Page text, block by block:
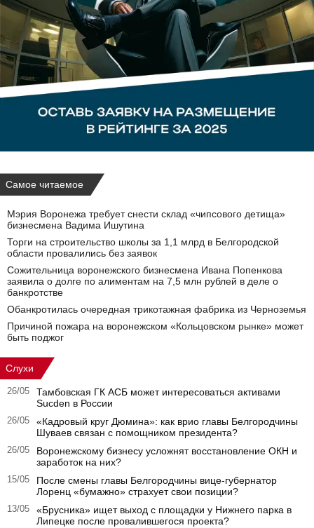
Самое читаемое
Мэрия Воронежа требует снести склад «чипсового детища»
бизнесмена Вадима Ишутина
Торги на строительство школы за 1,1 млрд в Белгородской
области провалились без заявок
Сожительница воронежского бизнесмена Ивана Попенкова
заявила о долге по алиментам на 7,5 млн рублей в деле о
банкротстве
Обанкротилась очередная трикотажная фабрика из Черноземья
Причиной пожара на воронежском «Кольцовском рынке» может
быть поджог
Слухи
26/05
Тамбовская ГК АСБ может интересоваться активами
Sucden в России
26/05
«Кадровый круг Дюмина»: как врио главы Белгородчины
Шуваев связан с помощником президента?
26/05
Воронежскому бизнесу усложнят восстановление ОКН и
заработок на них?
15/05
После смены главы Белгородчины вице-губернатор
Лоренц «бумажно» страхует свои позиции?
13/05
«Брусника» ищет выход с площадки у Нижнего парка в
Липецке после провалившегося проекта?